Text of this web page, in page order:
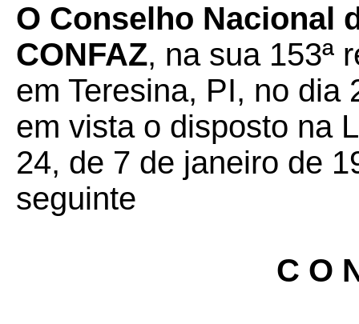
O Conselho Nacional
CONFAZ, na sua 153ª
em Teresina, PI, no dia
em vista o disposto na
24, de 7 de janeiro de
seguinte
C O